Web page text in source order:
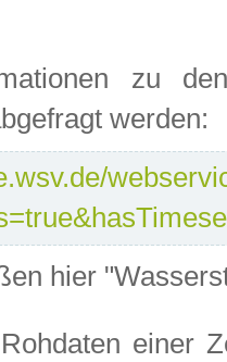
zu
werden:
hier
einer